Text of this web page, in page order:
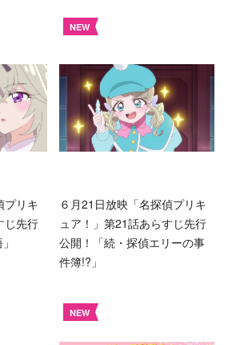
プリキ
じ先行
NEW
６月21日放映「名探偵プリキ
ュア！」第21話あらすじ先行
公開！「続・探偵エリーの事
件簿!?」
NEW